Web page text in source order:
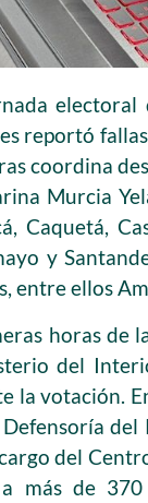
electoral
reportó
coordina
Murcia
Caquetá,
y
entre ellos
horas de
del
la votación.
Defensoría
del
más de 370